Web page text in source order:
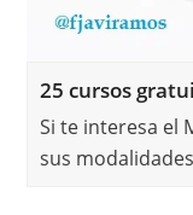
25 cursos
Si te interesa el
sus